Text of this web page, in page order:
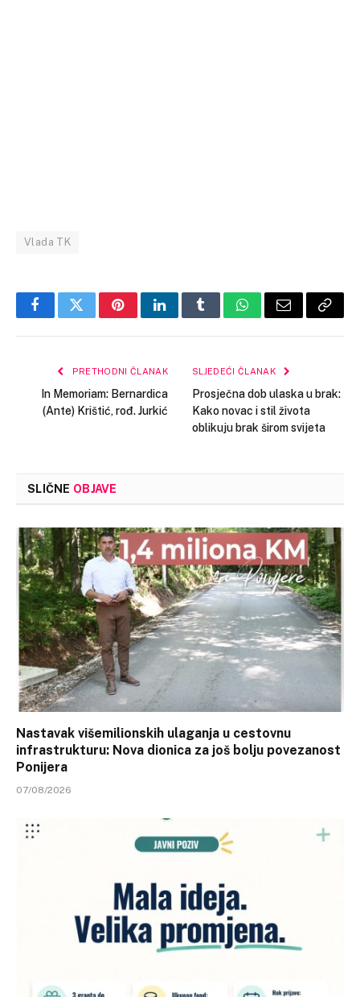
Vlada TK
FacebookTwitterPinterestLinkedInTumblrWhatsApp
Email Copy
PRETHODNI ČLANAK
In Memoriam: Bernardica
(Ante) Krištić, rođ. Jurkić
SLJEDEĆI ČLANAK
Prosječna dob ulaska u brak:
Kako novac i stil života
oblikuju brak širom svijeta
SLIČNE OBJAVE
Nastavak višemilionskih ulaganja u cestovnu
infrastrukturu: Nova dionica za još bolju povezanost
Ponijera
07/08/2026